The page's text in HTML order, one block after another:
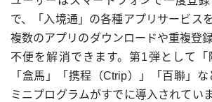
で、「入境通」の各種アプリサービス
複数のアプリのダウンロードや重複登
不便を解消できます。第1弾として「
「盒馬」「携程（Ctrip）」「百聯」
ミニプログラムがすでに導入されてい